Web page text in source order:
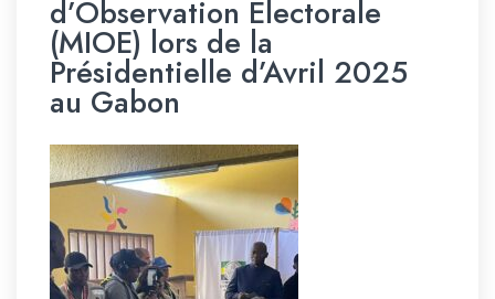
d’Observation Électorale
(MIOE) lors de la
Présidentielle d’Avril 2025
au Gabon